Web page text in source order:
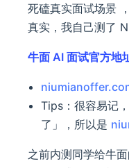
死磕真实面试场景
真实，我自己测了
牛面 AI 面试官方地
Tips：很容易记
了」，所以是
之前内测同学给牛